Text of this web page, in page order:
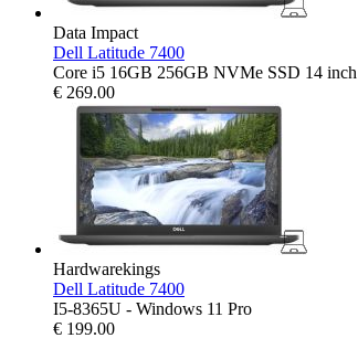
Data Impact
Dell Latitude 7400
Core i5 16GB 256GB NVMe SSD 14 inch
€ 269.00
Hardwarekings
Dell Latitude 7400
I5-8365U - Windows 11 Pro
€ 199.00